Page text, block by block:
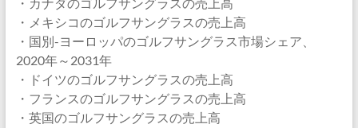
・メキシコのゴルフサングラスの売上高
・国別-ヨーロッパのゴルフサングラス市場シェア、
2020年～2031年
・ドイツのゴルフサングラスの売上高
・フランスのゴルフサングラスの売上高
・英国のゴルフサングラスの売上高